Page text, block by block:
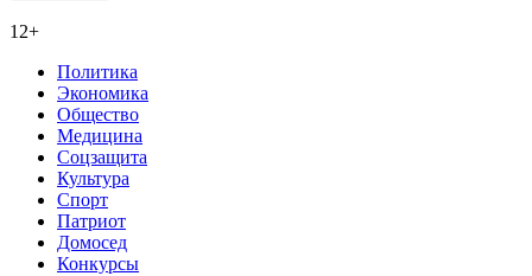
12+
Политика
Экономика
Общество
Медицина
Соцзащита
Культура
Спорт
Патриот
Домосед
Конкурсы